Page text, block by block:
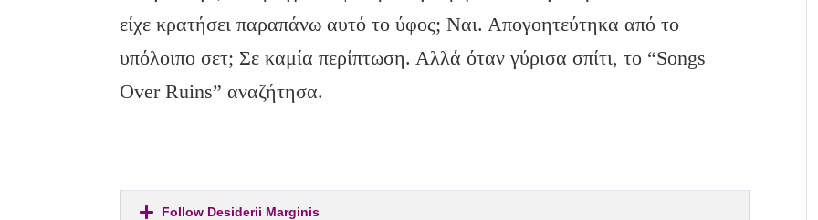
είχε κρατήσει παραπάνω αυτό το ύφος; Ναι. Απογοητεύτηκα από το
υπόλοιπο σετ; Σε καμία περίπτωση. Αλλά όταν γύρισα σπίτι, το “Songs
Over Ruins” αναζήτησα.
Follow Desiderii Marginis